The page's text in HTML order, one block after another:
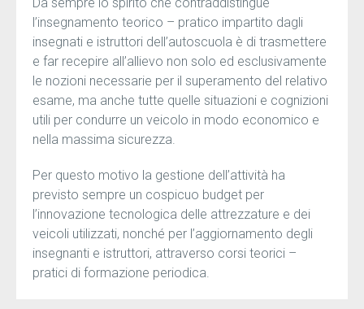
Da sempre lo spirito che contraddistingue
l’insegnamento teorico – pratico impartito dagli
insegnati e istruttori dell’autoscuola è di trasmettere
e far recepire all’allievo non solo ed esclusivamente
le nozioni necessarie per il superamento del relativo
esame, ma anche tutte quelle situazioni e cognizioni
utili per condurre un veicolo in modo economico e
nella massima sicurezza.
Per questo motivo la gestione dell’attività ha
previsto sempre un cospicuo budget per
l’innovazione tecnologica delle attrezzature e dei
veicoli utilizzati, nonché per l’aggiornamento degli
insegnanti e istruttori, attraverso corsi teorici –
pratici di formazione periodica.